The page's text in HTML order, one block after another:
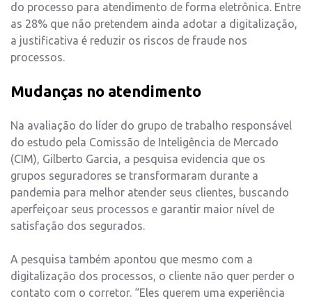
do processo para atendimento de forma eletrônica. Entre
as 28% que não pretendem ainda adotar a digitalização,
a justificativa é reduzir os riscos de fraude nos
processos.
Mudanças no atendimento
Na avaliação do líder do grupo de trabalho responsável
do estudo pela Comissão de Inteligência de Mercado
(CIM), Gilberto Garcia, a pesquisa evidencia que os
grupos seguradores se transformaram durante a
pandemia para melhor atender seus clientes, buscando
aperfeiçoar seus processos e garantir maior nível de
satisfação dos segurados.
A pesquisa também apontou que mesmo com a
digitalização dos processos, o cliente não quer perder o
contato com o corretor. “Eles querem uma experiência